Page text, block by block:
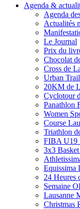
Agenda &
Agenda
Actualités
Le Journal
Prix du
Chocolat
Cross de
Urban
20KM de
Cyclotour
Panathlon
Women
Course
Triathlon
FIBA U19
3x3
Equissima
24 Heures
Semaine
Lausanne
Christmas